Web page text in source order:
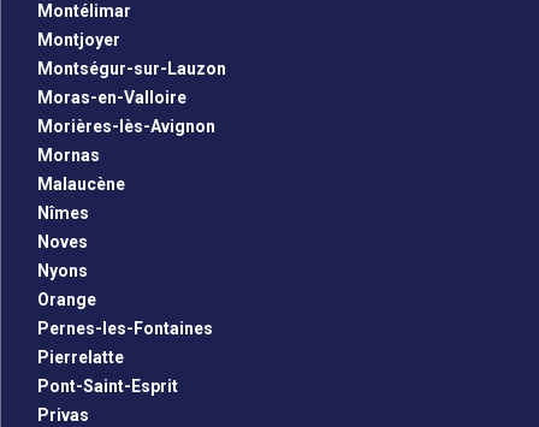
Montélimar
Montjoyer
Montségur-sur-Lauzon
Moras-en-Valloire
Morières-lès-Avignon
Mornas
Malaucène
Nîmes
Noves
Nyons
Orange
Pernes-les-Fontaines
Pierrelatte
Pont-Saint-Esprit
Privas